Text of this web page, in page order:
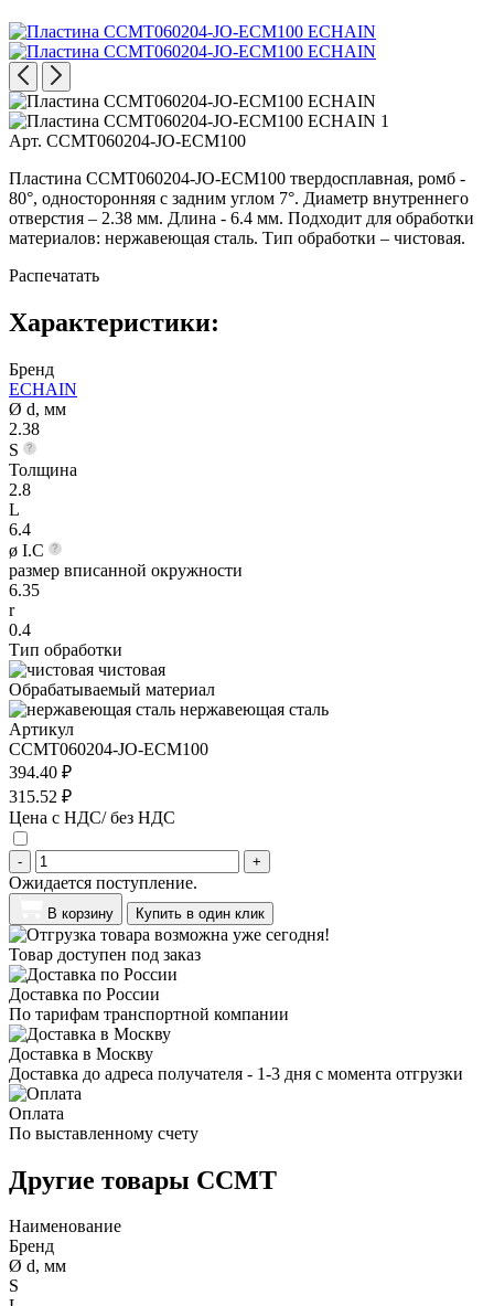
Арт. ССMT060204-JO-ECM100
Пластина ССMT060204-JO-ECM100 твердосплавная, ромб -
80°, односторонняя с задним углом 7°. Диаметр внутреннего
отверстия – 2.38 мм. Длина - 6.4 мм. Подходит для обработки
материалов: нержавеющая сталь. Тип обработки – чистовая.
Распечатать
Характеристики:
Бренд
ECHAIN
Ø d, мм
2.38
S
Толщина
2.8
L
6.4
ø I.C
размер вписанной окружности
6.35
r
0.4
Тип обработки
чистовая
Обрабатываемый материал
нержавеющая сталь
Артикул
ССMT060204-JO-ECM100
394.40 ₽
315.52 ₽
Цена с НДС/ без НДС
- +
Ожидается поступление.
В корзину Купить в один клик
Товар доступен под заказ
Доставка по России
По тарифам транспортной компании
Доставка в Москву
Доставка до адреса получателя - 1-3 дня с момента отгрузки
Оплата
По выставленному счету
Другие товары CCMT
Наименование
Бренд
Ø d, мм
S